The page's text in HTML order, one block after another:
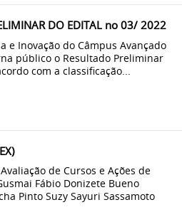
DO EDITAL no 03/ 2022
e Inovação do Câmpus Avançado
público o Resultado Preliminar
com a classificação...
de Cursos e Ações de
Fábio Donizete Bueno
Pinto Suzy Sayuri Sassamoto